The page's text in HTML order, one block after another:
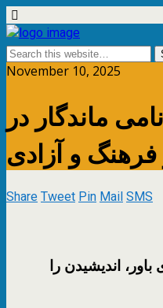
November 10, 2025
ماندگار در
ShareTweetPinMailSMS
انديشيدن را